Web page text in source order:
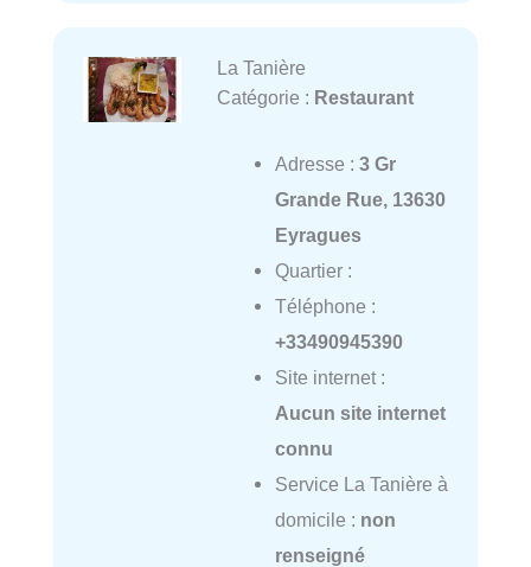
La Tanière
Catégorie : Restaurant
Adresse : 3 Gr
Grande Rue, 13630
Eyragues
Quartier :
Téléphone :
+33490945390
Site internet :
Aucun site internet
connu
Service La Tanière à
domicile : non
renseigné